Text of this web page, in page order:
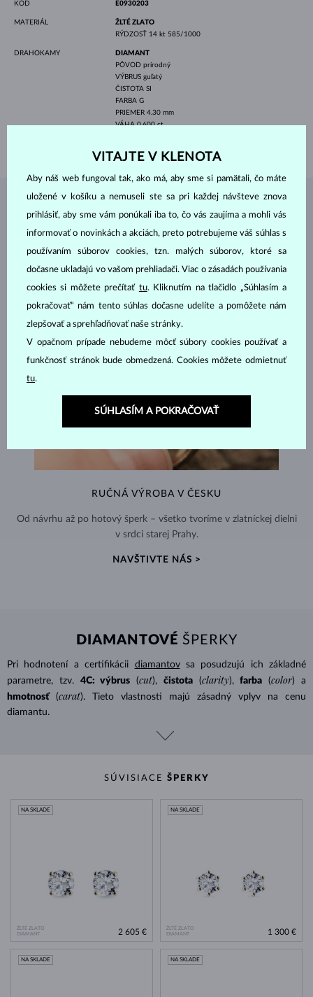
KÓD E0930203
MATERIÁL
ŽLTÉ ZLATO
RÝDZOSŤ 14 kt 585/1000
DRAHOKAMY
DIAMANT
PÔVOD prírodný
VÝBRUS guľatý
ČISTOTA SI
FARBA G
PRIEMER 4.30 mm
VÁHA0.600 ct
ŠPERKY Z ATELIÉRU KLENOTA
RUČNÁ VÝROBA V ČESKU
Od návrhu až po hotový šperk – všetko tvoríme v zlatníckej dielni
v srdci starej Prahy.
NAVŠTIVTE NÁS >
DIAMANTOVÉ ŠPERKY
Pri hodnotení a certifikácii diamantovsa posudzujú ich základné
parametre, tzv.
4C: výbrus (cut), čistota (clarity), farba (color) a
hmotnosť
(carat). Tieto vlastnosti majú zásadný vplyv na cenu
diamantu.
SÚVISIACE ŠPERKY
ŽLTÉ ZLATO
DIAMANT
NA SKLADE
2 605 €
ŽLTÉ ZLATO
DIAMANT
NA SKLADE
1 300 €
NA SKLADE NA SKLADE
VITAJTE V KLENOTA
Aby náš web fungoval tak, ako má, aby sme si pamätali, čo máte
uložené v košíku a nemuseli ste sa pri každej návšteve znova
prihlásiť, aby sme vám ponúkali iba to, čo vás zaujíma a mohli vás
informovať o novinkách a akciách, preto potrebujeme váš súhlas s
používaním súborov cookies, tzn. malých súborov, ktoré sa
dočasne ukladajú vo vašom prehliadači. Viac o zásadách používania
cookies si môžete prečítať tu. Kliknutím na tlačidlo „Súhlasím a
pokračovať“ nám tento súhlas dočasne udelíte a pomôžete nám
zlepšovať a sprehľadňovať naše stránky.
V opačnom prípade nebudeme môcť súbory cookies používať a
funkčnosť stránok bude obmedzená. Cookies môžete odmietnuť
tu.
SÚHLASÍM A POKRAČOVAŤ